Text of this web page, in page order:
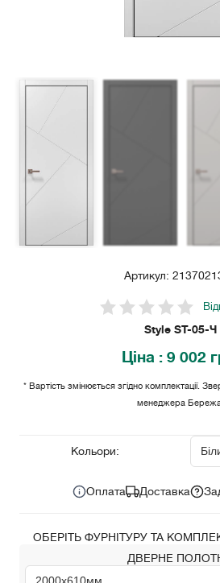
Артикул:
Style ST-05-Ч
Ціна : 9 002
* Вартість змінюється згідно комплектації.
менеджера
Кольори:
Оплата Доставка
ОБЕРІТЬ ФУРНІТУРУ ТА
ДВЕРНЕ